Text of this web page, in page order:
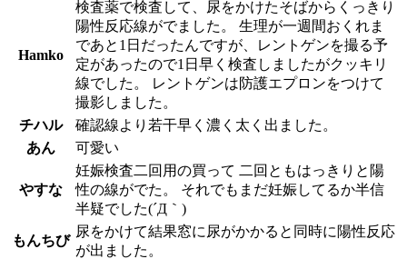
Hamko
検査薬で検査して、尿をかけたそばからくっきり
陽性反応線がでました。 生理が一週間おくれま
であと1日だったんですが、レントゲンを撮る予
定があったので1日早く検査しましたがクッキリ
線でした。 レントゲンは防護エプロンをつけて
撮影しました。
チハル
確認線より若干早く濃く太く出ました。
あん
可愛い
やすな
妊娠検査二回用の買って 二回ともはっきりと陽
性の線がでた。 それでもまだ妊娠してるか半信
半疑でした(´Д｀)
もんちび
尿をかけて結果窓に尿がかかると同時に陽性反応
が出ました。